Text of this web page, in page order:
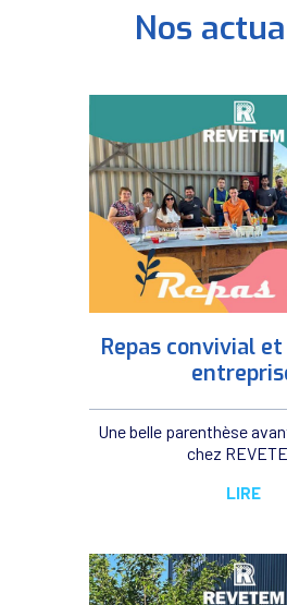
Nos
Repas convivial
Une belle parenthèse
chez
LIRE